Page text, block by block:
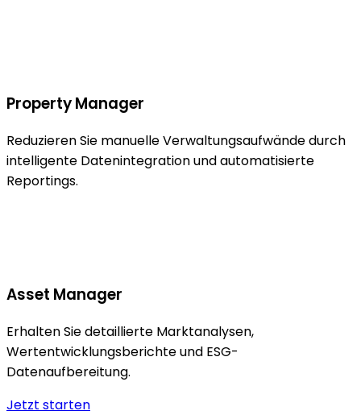
Property Manager
Reduzieren Sie manuelle Verwaltungsaufwände durch
intelligente Datenintegration und automatisierte
Reportings.
Asset Manager
Erhalten Sie detaillierte Marktanalysen,
Wertentwicklungsberichte und ESG-
Datenaufbereitung.
Jetzt starten